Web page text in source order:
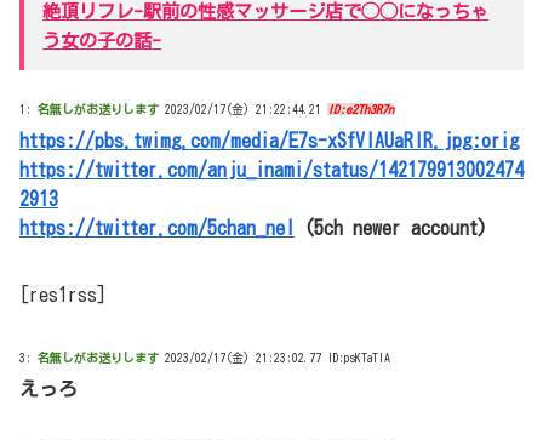
絶頂リフレ-駅前の性感マッサージ店で◯◯になっちゃ
う女の子の話-
1: 名無しがお送りします 2023/02/17(金) 21:22:44.21 ID:e2Th3R7n
https://pbs.twimg.com/media/E7s-xSfVIAUaRlR.jpg:orig
https://twitter.com/anju_inami/status/142179913002474
2913
https://twitter.com/5chan_nel
(5ch newer account)
[res1rss]
3: 名無しがお送りします 2023/02/17(金) 21:23:02.77 ID:psKTaTlA
えっろ